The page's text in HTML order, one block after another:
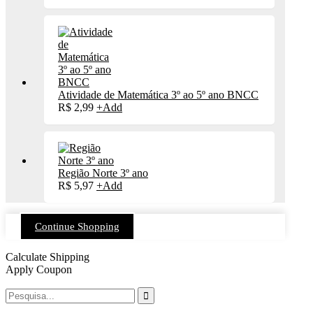
Atividade de Matemática 3º ao 5º ano BNCC
R$ 2,99 +Add
Região Norte 3º ano
R$ 5,97 +Add
Continue Shopping
Calculate Shipping
Apply Coupon